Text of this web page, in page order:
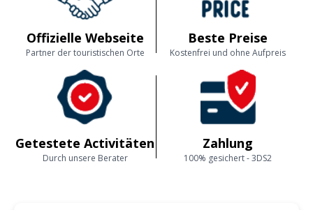
Offizielle Webseite
Partner der touristischen Orte
Beste Preise
Kostenfrei und ohne Aufpreis
Getestete Activitäten
Durch unsere Berater
Zahlung
100% gesichert - 3DS2